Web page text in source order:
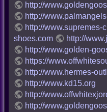
http://
http://
http://www.supremes-
shoes.com
http://
http://www.golden-
https://
http://www.hermes-
http://www.kd15.org
http://
http://